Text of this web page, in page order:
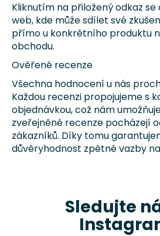
Kliknutím na přiložený odkaz
web, kde může sdílet své
přímo u konkrétního produktu
obchodu.
Ověřené recenze
Všechna hodnocení u nás
Každou recenzi propojujeme s
objednávkou, což nám
zveřejněné recenze pocházejí
zákazníků. Díky tomu
důvěryhodnost zpětné vazby
e
b
u
j
e
t
e
n
a
j
Sledujte